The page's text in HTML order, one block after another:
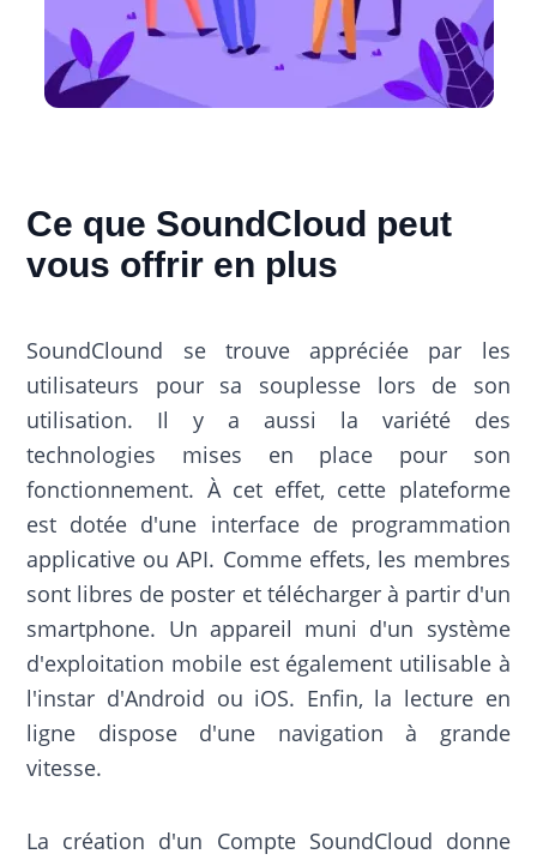
Ce que SoundCloud peut
vous offrir en plus
SoundClound se trouve appréciée par les
utilisateurs pour sa souplesse lors de son
utilisation. Il y a aussi la variété des
technologies mises en place pour son
fonctionnement. À cet effet, cette plateforme
est dotée d'une interface de programmation
applicative ou API. Comme effets, les membres
sont libres de poster et télécharger à partir d'un
smartphone. Un appareil muni d'un système
d'exploitation mobile est également utilisable à
l'instar d'Android ou iOS. Enfin, la lecture en
ligne dispose d'une navigation à grande
vitesse.
La création d'un Compte SoundCloud donne